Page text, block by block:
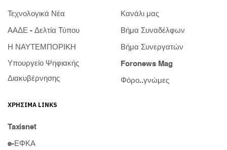
Τεχνολογικά Νέα
ΑΑΔΕ - Δελτία Τύπου
Η ΝΑΥΤΕΜΠΟΡΙΚΗ
Υπουργείο Ψηφιακής
Διακυβέρνησης
Κανάλι μας
Βήμα Συναδέλφων
Βήμα Συνεργατών
Foronews Mag
Φόρο..γνώμες
ΧΡΉΣΙΜΑ LINKS
Taxisnet
e-ΕΦΚΑ